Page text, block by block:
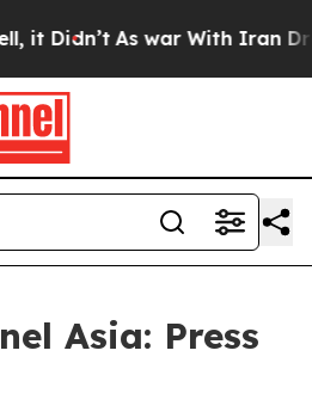
As war With Iran Drove
Asia: Press